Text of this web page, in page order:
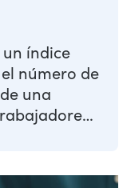
índice
número de
una